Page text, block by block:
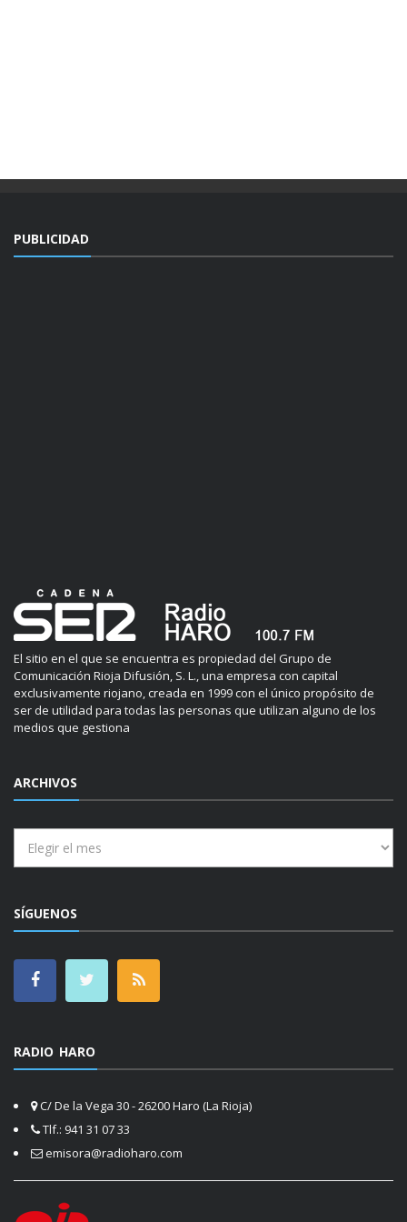
PUBLICIDAD
El sitio en el que se encuentra es propiedad del Grupo de
Comunicación Rioja Difusión, S. L., una empresa con capital
exclusivamente riojano, creada en 1999 con el único propósito de
ser de utilidad para todas las personas que utilizan alguno de los
medios que gestiona
ARCHIVOS
SÍGUENOS
RADIO HARO
C/ De la Vega 30 - 26200 Haro (La Rioja)
Tlf.: 941 31 07 33
emisora@radioharo.com